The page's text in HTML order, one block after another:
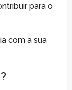
para o
com a sua